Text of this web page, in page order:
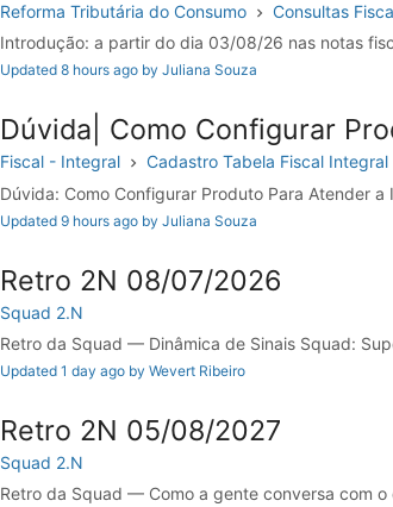
Reforma Tributária do Consumo
Consultas
Introdução: a partir do dia 03/08/26 nas notas
Updated 8 hours ago by Juliana Souza
Dúvida| Como Configurar
Fiscal - Integral
Cadastro Tabela Fiscal Integral
Dúvida: Como Configurar Produto Para Atender
Updated 9 hours ago by Juliana Souza
Retro 2N 08/07/2026
Squad 2.N
Retro da Squad — Dinâmica de Sinais Squad:
Updated 1 day ago by Wevert Ribeiro
Retro 2N 05/08/2027
Squad 2.N
Retro da Squad — Como a gente conversa com